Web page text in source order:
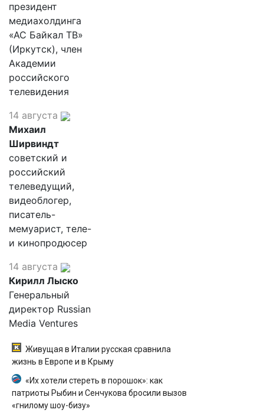
президент
медиахолдинга
«АС Байкал ТВ»
(Иркутск), член
Академии
российского
телевидения
14 августа
Михаил
Ширвиндт
советский и
российский
телеведущий,
видеоблогер,
писатель-
мемуарист, теле-
и кинопродюсер
14 августа
Кирилл Лыско
Генеральный
директор Russian
Media Ventures
Живущая в Италии русская сравнила
жизнь в Европе и в Крыму
«Их хотели стереть в порошок»: как
патриоты Рыбин и Сенчукова бросили вызов
«гнилому шоу-бизу»